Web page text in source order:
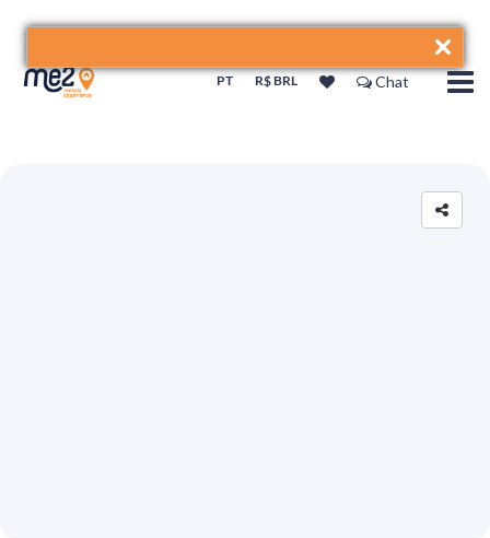
PT R$ BRL Chat